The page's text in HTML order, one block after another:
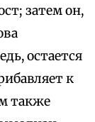
затем он,
остается
к
также